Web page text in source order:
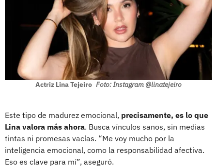
Actriz Lina Tejeiro Foto: Instagram @linatejeiro
Este tipo de madurez emocional, precisamente, es lo que
Lina valora más ahora. Busca vínculos sanos, sin medias
tintas ni promesas vacías. “Me voy mucho por la
inteligencia emocional, como la responsabilidad afectiva.
Eso es clave para mí”, aseguró.